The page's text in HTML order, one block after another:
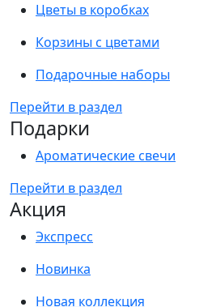
Цветы в коробках
Корзины с цветами
Подарочные наборы
Перейти в раздел
Подарки
Ароматические свечи
Перейти в раздел
Акция
Экспресс
Новинка
Новая коллекция